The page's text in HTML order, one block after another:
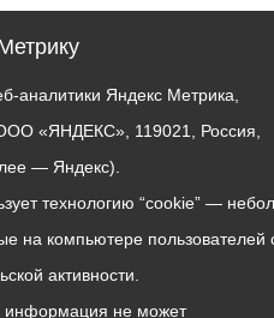
аналитики Яндекс Метрика,
«ЯНДЕКС», 119021, Россия,
— Яндекс).
технологию “cookie” —
на компьютере пользователей
активности.
не может